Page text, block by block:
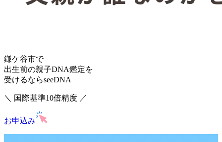
鎌ケ谷市で
出生前の親子DNA鑑定を
受けるならseeDNA
＼ 国際基準10倍精度 ／
お申込み